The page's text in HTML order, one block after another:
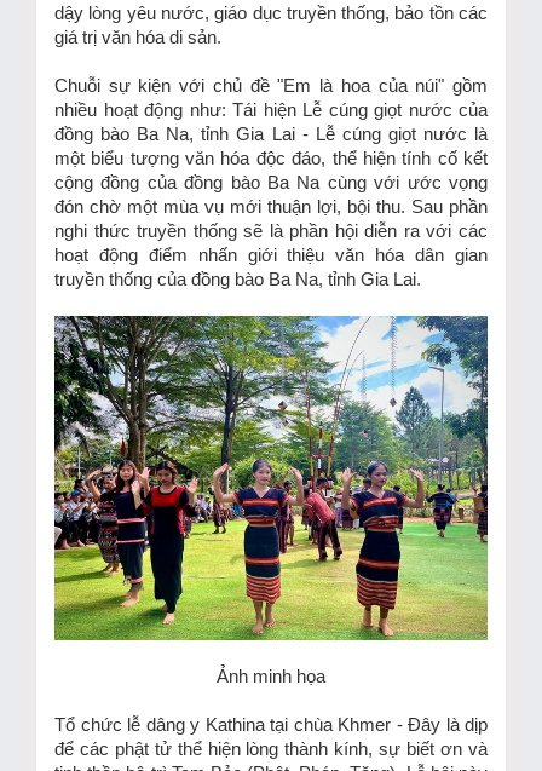
dậy lòng yêu nước, giáo dục truyền thống, bảo tồn các
giá trị văn hóa di sản.
Chuỗi sự kiện với chủ đề "Em là hoa của núi" gồm
nhiều hoạt động như: Tái hiện Lễ cúng giọt nước của
đồng bào Ba Na, tỉnh Gia Lai - Lễ cúng giọt nước là
một biểu tượng văn hóa độc đáo, thể hiện tính cố kết
cộng đồng của đồng bào Ba Na cùng với ước vọng
đón chờ một mùa vụ mới thuận lợi, bội thu. Sau phần
nghi thức truyền thống sẽ là phần hội diễn ra với các
hoạt động điểm nhấn giới thiệu văn hóa dân gian
truyền thống của đồng bào Ba Na, tỉnh Gia Lai.
Ảnh minh họa
Tổ chức lễ dâng y Kathina tại chùa Khmer - Đây là dịp
để các phật tử thể hiện lòng thành kính, sự biết ơn và